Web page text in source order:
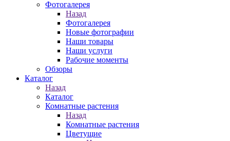
Фотогалерея
Назад
Фотогалерея
Новые фотографии
Наши товары
Наши услуги
Рабочие моменты
Обзоры
Каталог
Назад
Каталог
Комнатные растения
Назад
Комнатные растения
Цветущие